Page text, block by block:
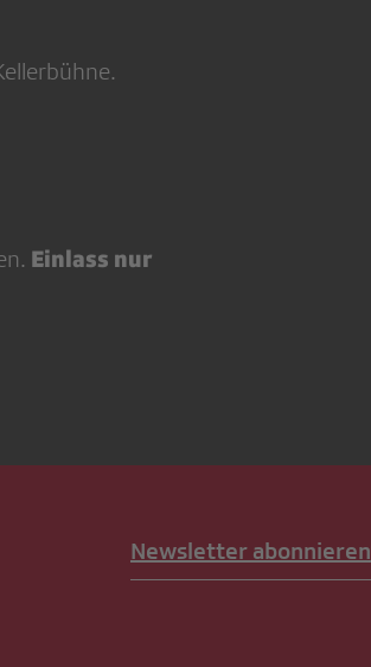
Einlass nur
Newsletter abonnieren